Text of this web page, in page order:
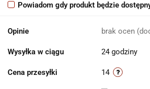
Powiadom gdy produkt będzie
Opinie brak ocen
Wysyłka w ciągu 24 godziny
Cena przesyłki 14